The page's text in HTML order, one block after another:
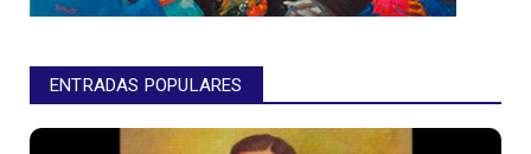
ENTRADAS POPULARES